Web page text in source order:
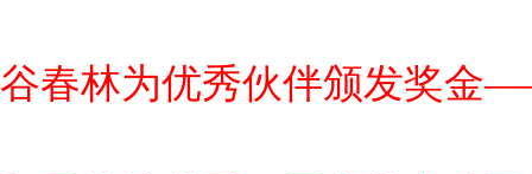
谷春林为优秀伙伴颁发奖金